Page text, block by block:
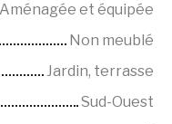
Aménagée et équipée
Non meublé
Jardin, terrasse
Sud-Ouest